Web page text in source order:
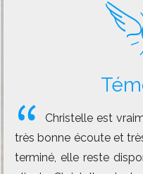
Christelle est
très bonne écoute et
terminé, elle reste